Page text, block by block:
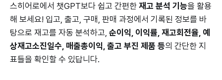
스히어로에서 챗GPT보다 쉽고 간편한 재고 분석 기능을 활용
해 보세요! 입고, 출고, 구매, 판매 과정에서 기록된 정보를 바
탕으로 재고를 자동 분석하고, 순이익, 이익률, 재고회전율, 예
상재고소진일수, 매출총이익, 출고 부진 제품 등의 간단한 지
표들을 확인할 수 있답니다.